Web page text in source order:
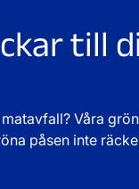
till
Våra
påsen inte